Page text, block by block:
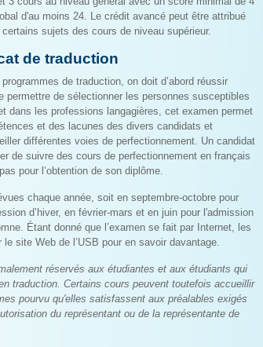
d'au moins 24. Le crédit avancé peut être attribué
sujets des cours de niveau supérieur.
de traduction
de traduction, on doit d’abord réussir
permettre de sélectionner les personnes susceptibles
dans les professions langagières, cet examen permet
et des lacunes des divers candidats et
différentes voies de perfectionnement. Un candidat
de suivre des cours de perfectionnement en français
pour l’obtention de son diplôme.
chaque année, soit en septembre-octobre pour
d’hiver, en février-mars et en juin pour l'admission
Étant donné que l’examen se fait par Internet, les
site Web de l’USB pour en savoir davantage.
réservés aux étudiantes et aux étudiants qui
traduction. Certains cours peuvent toutefois accueillir
pourvu qu'elles satisfassent aux préalables exigés
du représentant ou de la représentante de